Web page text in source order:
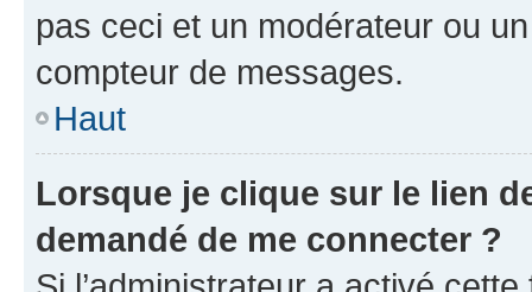
pas ceci et un modérateur ou
compteur de messages.
Haut
Lorsque je clique sur le lien
demandé de me connecter ?